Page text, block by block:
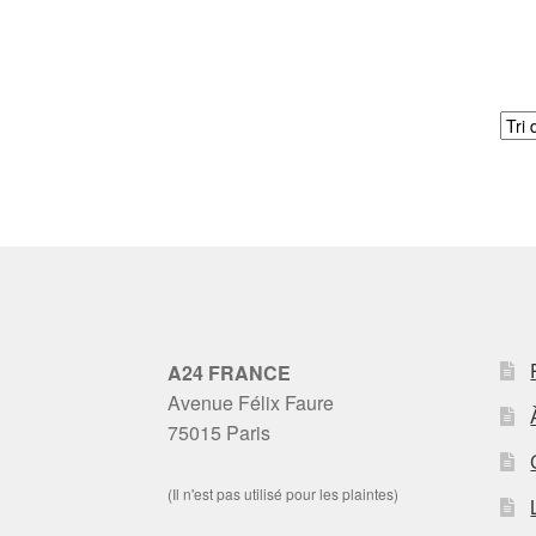
A24 FRANCE
Avenue Félix Faure
75015 Paris
(Il n'est pas utilisé pour les plaintes)